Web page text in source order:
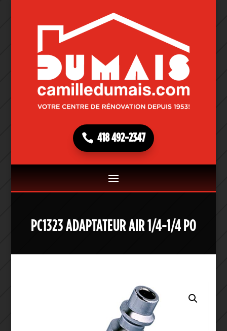
418 492-2347
PC1323 ADAPTATEUR AIR 1/4-1/4 PO